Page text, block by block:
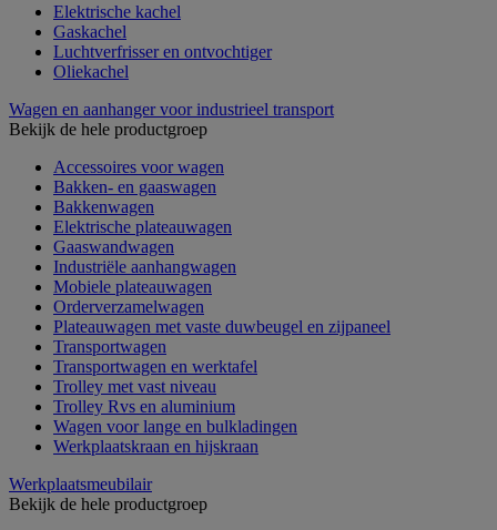
Elektrische kachel
Gaskachel
Luchtverfrisser en ontvochtiger
Oliekachel
Wagen en aanhanger voor industrieel transport
Bekijk de hele productgroep
Accessoires voor wagen
Bakken- en gaaswagen
Bakkenwagen
Elektrische plateauwagen
Gaaswandwagen
Industriële aanhangwagen
Mobiele plateauwagen
Orderverzamelwagen
Plateauwagen met vaste duwbeugel en zijpaneel
Transportwagen
Transportwagen en werktafel
Trolley met vast niveau
Trolley Rvs en aluminium
Wagen voor lange en bulkladingen
Werkplaatskraan en hijskraan
Werkplaatsmeubilair
Bekijk de hele productgroep